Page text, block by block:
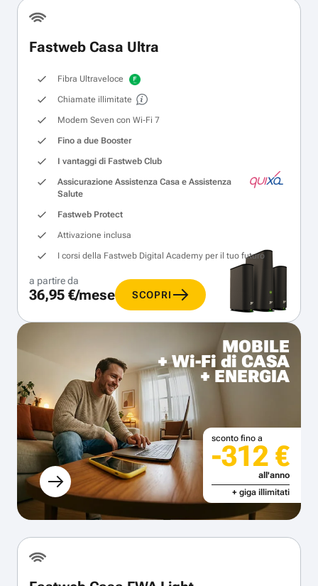
Fastweb Casa Ultra
Fibra Ultraveloce
Chiamate illimitate
Modem Seven con Wi‑Fi 7
Fino a due Booster
I vantaggi di Fastweb Club
Assicurazione Assistenza Casa e Assistenza
Salute
Fastweb Protect
Attivazione inclusa
I corsi della Fastweb Digital Academy per il tuo futuro
a partire da
36,95 €/mese SCOPRI
MOBILE
+ Wi-Fi di CASA
+ ENERGIA
sconto fino a
-312 €
all'anno
+ giga illimitati